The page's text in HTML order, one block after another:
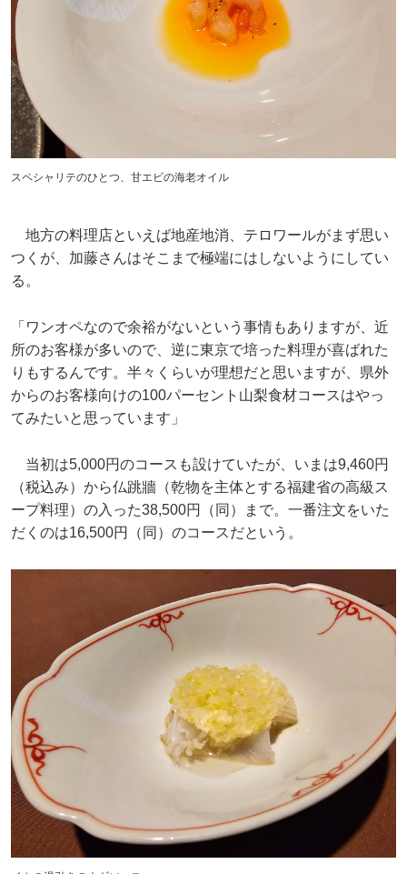
スペシャリテのひとつ、甘エビの海老オイル
地方の料理店といえば地産地消、テロワールがまず思い
つくが、加藤さんはそこまで極端にはしないようにしてい
る。
「ワンオペなので余裕がないという事情もありますが、近
所のお客様が多いので、逆に東京で培った料理が喜ばれた
りもするんです。半々くらいが理想だと思いますが、県外
からのお客様向けの100パーセント山梨食材コースはやっ
てみたいと思っています」
当初は5,000円のコースも設けていたが、いまは9,460円
（税込み）から仏跳牆（乾物を主体とする福建省の高級ス
ープ料理）の入った38,500円（同）まで。一番注文をいた
だくのは16,500円（同）のコースだという。